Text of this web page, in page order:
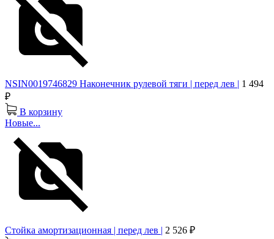
NSIN0019746829 Наконечник рулевой тяги | перед лев | 1 494
₽
В корзину
Новые...
Стойка амортизационная | перед лев | 2 526 ₽